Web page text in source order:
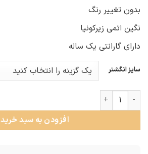
بدون تغییر رنگ
نگین اتمی زیرکونیا
دارای گارانتی یک ساله
سایز انگشتر
حلقه ست نقره نامزدی مستطیلی عدد
افزودن به سبد خرید